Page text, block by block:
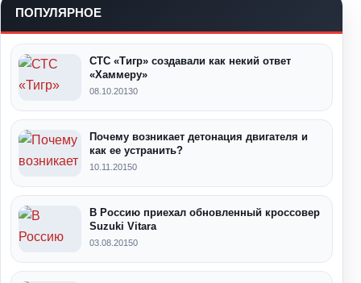
ПОПУЛЯРНОЕ
СТС «Тигр» создавали как некий ответ
«Хаммеру»
08.10.20130
Почему возникает детонация двигателя и
как ее устранить?
10.11.20150
В Россию приехал обновленный кроссовер
Suzuki Vitara
03.08.20150